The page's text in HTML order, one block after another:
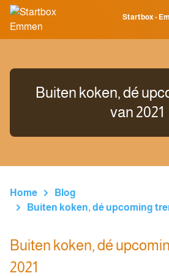
Spring naar inhoud
Startbox -
Buiten koken, dé
van 2021
Home
Blog
Buiten koken, dé upcoming
Buiten koken, dé
2021